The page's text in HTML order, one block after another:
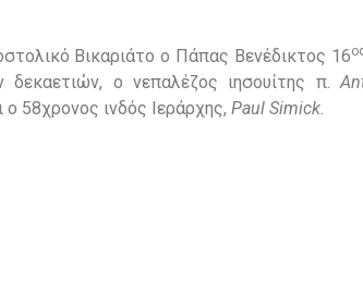
Βικαριάτο ο Πάπας Βενέδικτος 16
δεκαετιών, ο νεπαλέζος ιησουίτης π.
58χρονος ινδός Ιεράρχης, Paul Simick.